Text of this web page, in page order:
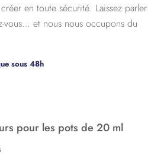
en toute sécurité. Laissez parler
vous… et nous nous occupons du
sous 48h
pour les pots de 20 ml